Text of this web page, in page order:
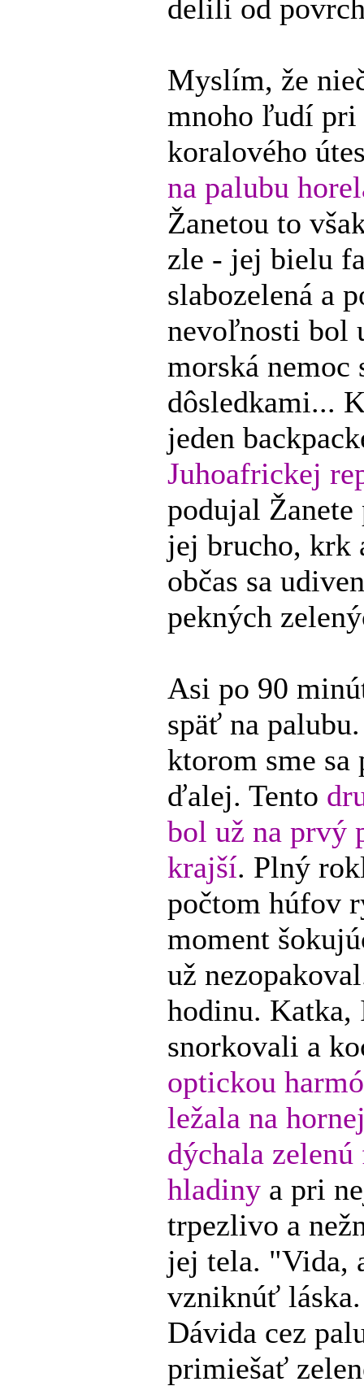
delili od
Myslím, že
mnoho ľudí pri
koralového
na palubu
Žanetou to
zle - jej bielu
slabozelená a
nevoľnosti bol
morská nemoc
dôsledkami...
jeden
Juhoafrickej
podujal
jej brucho, krk
občas sa
pekných
Asi po 90
späť na
ktorom sme sa
ďalej. Tento
bol už na prvý
krajší. Plný
počtom húfov
moment
už
hodinu. Katka,
snorkovali a
optickou
ležala na
dýchala
hladiny a pri
trpezlivo a
jej tela. "Vida,
vzniknúť
Dávida cez
primiešať